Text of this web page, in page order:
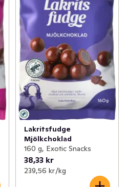
Lakritsfudge
Mjölkchoklad
160 g, Exotic Snacks
38,33 kr
239,56 kr /kg